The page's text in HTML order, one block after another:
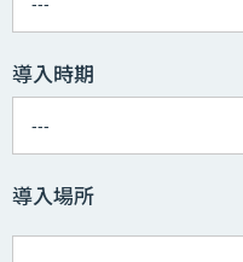
導入時期
導入場所